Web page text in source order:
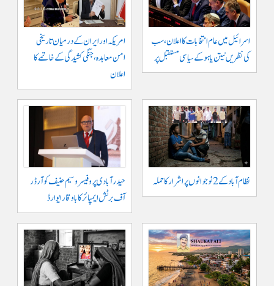
اسرائیل میں عام انتخابات کا اعلان، سب
کی نظریں نیتن یاہو کے سیاسی مستقبل پر
امریکہ اور ایران کے درمیان تاریخی
امن معاہدہ، جنگی کشیدگی کے خاتمے کا
اعلان
نظام آباد کے 2 نوجوانوں پر اشرار کا حملہ
حیدر آبادی پر و فیسر وسیم حنیف کو آرڈر
آف برٹش ایمپائر کا باوقار ایوارڈ